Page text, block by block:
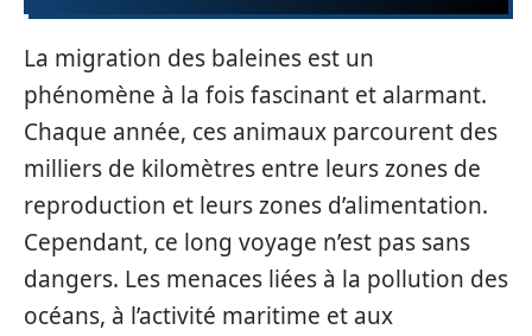
La migration des baleines est un
phénomène à la fois fascinant et alarmant.
Chaque année, ces animaux parcourent des
milliers de kilomètres entre leurs zones de
reproduction et leurs zones d’alimentation.
Cependant, ce long voyage n’est pas sans
dangers. Les menaces liées à la pollution des
océans, à l’activité maritime et aux